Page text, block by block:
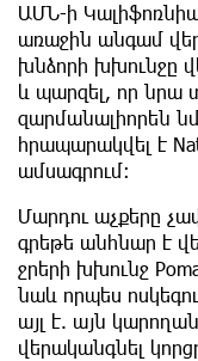
ԱՄՆ-ի
առաջին անգամ
խնձորի խխունջը
և պարզել, որ նրա
զարմանալիորեն
հրապարակվել է
ամսագրում:
Մարդու աչքերը
գրեթե անհնար է
ջրերի խխունջ
նաև որպես
այլ է. այն
վերականգնել